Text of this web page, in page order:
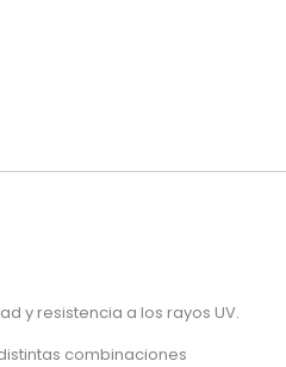
y resistencia a los rayos UV.
combinaciones